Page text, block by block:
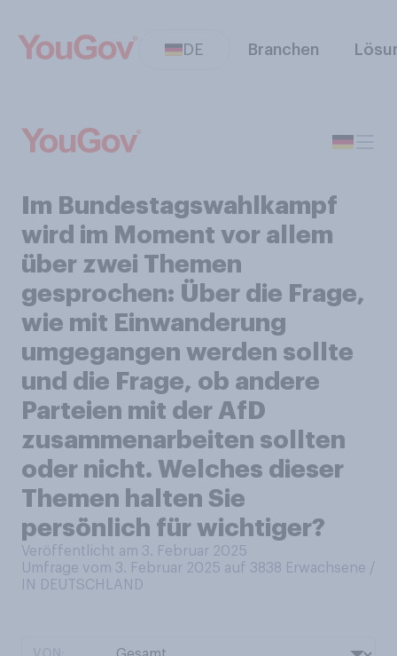
DE Branchen
Im Bundestagswahlkampf
wird im Moment vor allem
über zwei Themen
gesprochen: Über die Frage,
wie mit Einwanderung
umgegangen werden sollte
und die Frage, ob andere
Parteien mit der AfD
zusammenarbeiten sollten
oder nicht. Welches dieser
Themen halten Sie
persönlich für wichtiger?
Veröffentlicht am 3. Februar 2025
Umfrage vom 3. Februar 2025 auf 3838 Erwachsene /
IN DEUTSCHLAND